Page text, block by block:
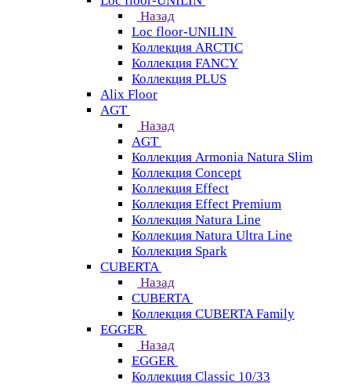
Назад
Loс floor-UNILIN
Коллекция ARCTIС
Коллекция FANCY
Коллекция PLUS
Alix Floor
AGT
Назад
AGT
Коллекция Armonia Natura Slim
Коллекция Concept
Коллекция Effect
Коллекция Effect Premium
Коллекция Natura Line
Коллекция Natura Ultra Line
Коллекция Spark
CUBERTA
Назад
CUBERTA
Коллекция CUBERTA Family
EGGER
Назад
EGGER
Коллекция Classic 10/33